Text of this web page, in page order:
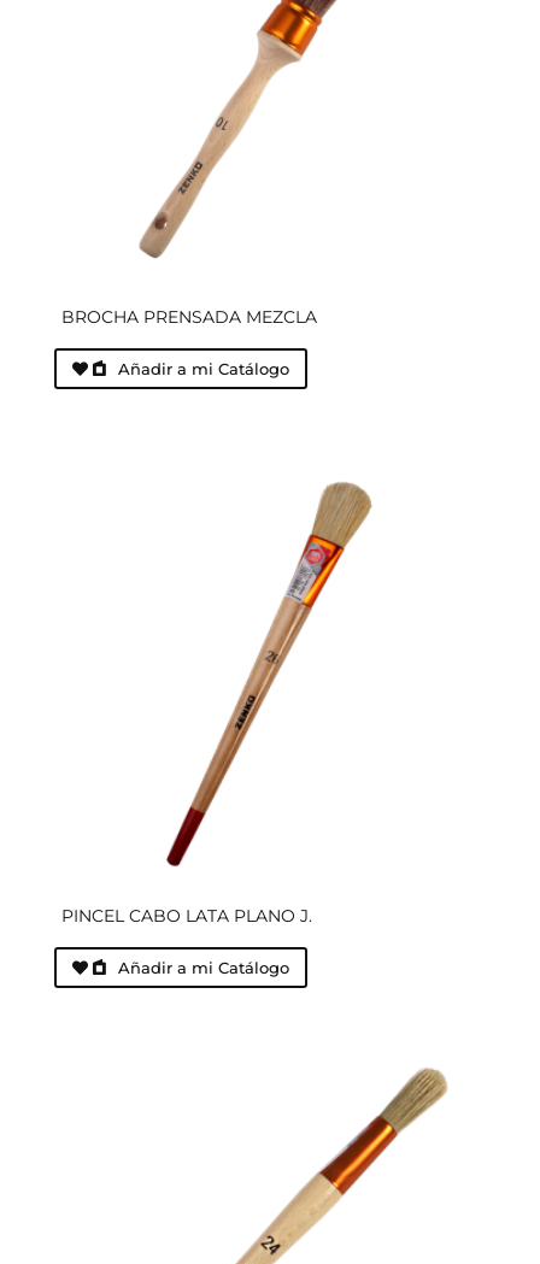
BROCHA PRENSADA MEZCLA
Añadir a mi Catálogo
PINCEL CABO LATA PLANO J.
Añadir a mi Catálogo